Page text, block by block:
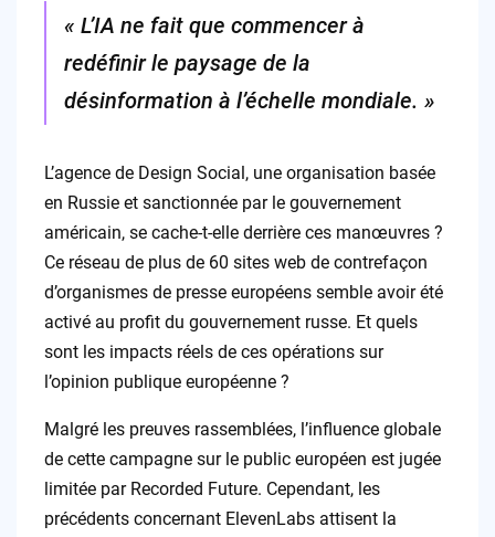
« L’IA ne fait que commencer à
redéfinir le paysage de la
désinformation à l’échelle mondiale. »
L’agence de Design Social, une organisation basée
en Russie et sanctionnée par le gouvernement
américain, se cache-t-elle derrière ces manœuvres ?
Ce réseau de plus de 60 sites web de contrefaçon
d’organismes de presse européens semble avoir été
activé au profit du gouvernement russe. Et quels
sont les impacts réels de ces opérations sur
l’opinion publique européenne ?
Malgré les preuves rassemblées, l’influence globale
de cette campagne sur le public européen est jugée
limitée par Recorded Future. Cependant, les
précédents concernant ElevenLabs attisent la